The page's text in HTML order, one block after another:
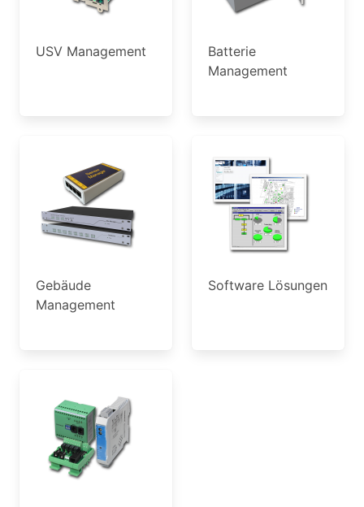
USV Management
Batterie
Management
Gebäude
Management
Software Lösungen